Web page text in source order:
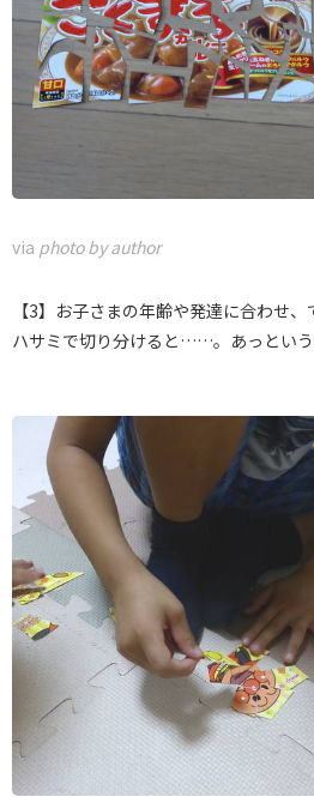
via photo by author
【3】お子さまの年齢や発達に合わせ
ハサミで切り分けると……。あっという